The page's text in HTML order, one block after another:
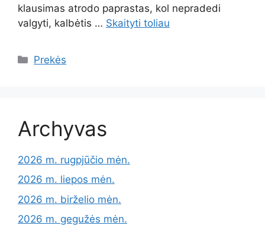
klausimas atrodo paprastas, kol nepradedi
valgyti, kalbėtis … Skaityti toliau
Kategorijos
Prekės
Archyvas
2026 m. rugpjūčio mėn.
2026 m. liepos mėn.
2026 m. birželio mėn.
2026 m. gegužės mėn.